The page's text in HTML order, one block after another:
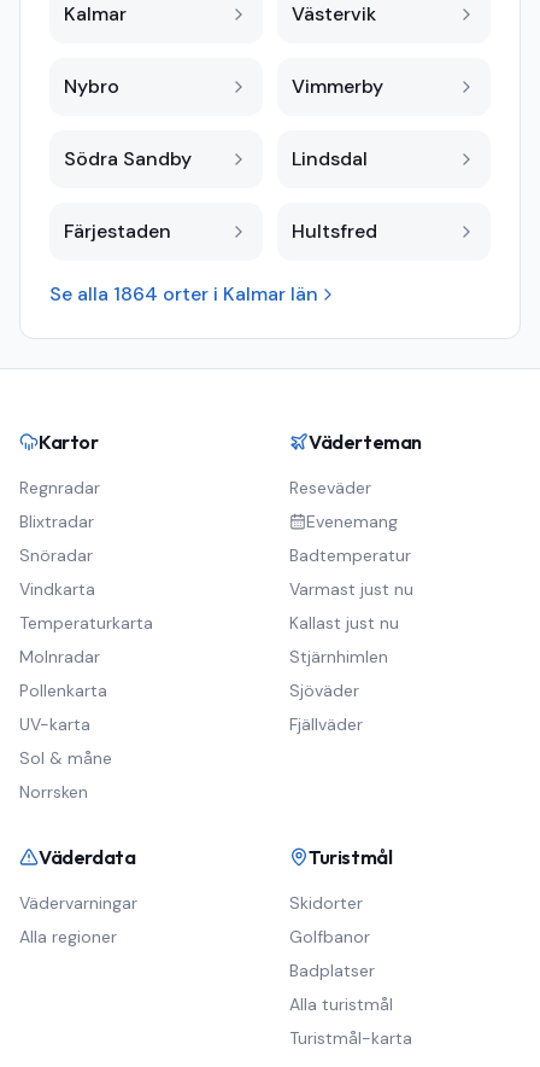
Kalmar Västervik
Nybro Vimmerby
Södra Sandby Lindsdal
Färjestaden Hultsfred
Se alla 1864 orter i Kalmar län
Kartor
Regnradar
Blixtradar
Snöradar
Vindkarta
Temperaturkarta
Molnradar
Pollenkarta
UV-karta
Sol & måne
Norrsken
Väderteman
Reseväder
Evenemang
Badtemperatur
Varmast just nu
Kallast just nu
Stjärnhimlen
Sjöväder
Fjällväder
Väderdata
Vädervarningar
Alla regioner
Turistmål
Skidorter
Golfbanor
Badplatser
Alla turistmål
Turistmål-karta